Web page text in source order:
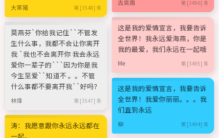
大笨猪 第 [3548] 条
莫燕芬`你给我记住``不管发
生什么事，我都不会让你离开
我 `我也不会离开你 我会永远
爱你一辈子的```因为你是我
今生至爱``知道不 。。不管
什么事都不要离开我``好吗？
林烽 第 [3547] 条
涛：我愿意跟你永远永远都在
一起。
古奕南 第 [3496] 条
这是我的爱情宣言，我要告诉
全世界！我永远爱海燕，你是
我的最爱，我们永远在一起哦
Me 第 [3495] 条
这是我的爱情宣言，我要告诉
全世界！我爱你丽丽。。。我
们直到永远
柳 第 [3494] 条